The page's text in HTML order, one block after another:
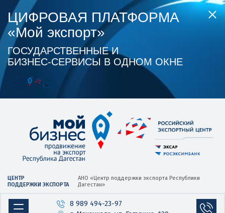
ЦИФРОВАЯ ПЛАТФОРМА
«Мой экспорт»
ГОСУДАРСТВЕННЫЕ И
БИЗНЕС‑СЕРВИСЫ В ОДНОМ ОКНЕ
ЦЕНТР
ПОДДЕРЖКИ ЭКСПОРТА
АНО «Центр поддержки экспорта Республики
Дагестан»
8 989 494-23-97